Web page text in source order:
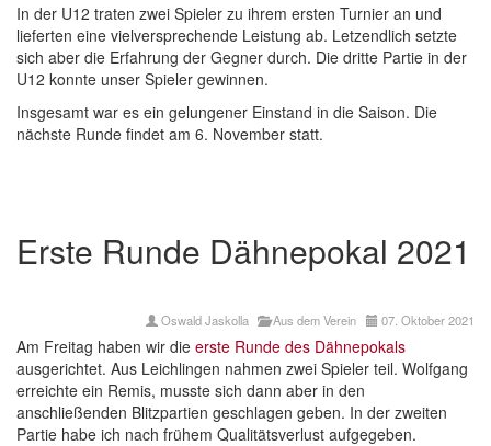
In der U12 traten zwei Spieler zu ihrem ersten Turnier an und
lieferten eine vielversprechende Leistung ab. Letzendlich setzte
sich aber die Erfahrung der Gegner durch. Die dritte Partie in der
U12 konnte unser Spieler gewinnen.
Insgesamt war es ein gelungener Einstand in die Saison. Die
nächste Runde findet am 6. November statt.
Erste Runde Dähnepokal 2021
Oswald Jaskolla Aus dem Verein 07. Oktober 2021
Am Freitag haben wir die erste Runde des Dähnepokals
ausgerichtet. Aus Leichlingen nahmen zwei Spieler teil. Wolfgang
erreichte ein Remis, musste sich dann aber in den
anschließenden Blitzpartien geschlagen geben. In der zweiten
Partie habe ich nach frühem Qualitätsverlust aufgegeben.